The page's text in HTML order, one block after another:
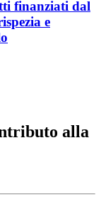
finanziati dal
e
alla